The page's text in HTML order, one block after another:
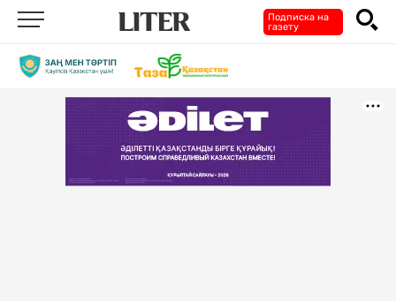
Подписка на
газету